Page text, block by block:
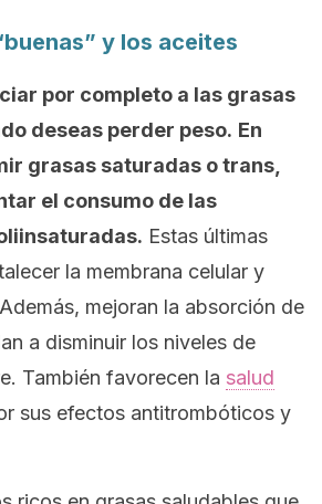
y los aceites
por completo a las grasas
deseas perder peso. En
grasas saturadas o trans,
el consumo de las
Estas últimas
la membrana celular y
mejoran la absorción de
a disminuir los niveles de
También favorecen la salud
sus efectos antitrombóticos y